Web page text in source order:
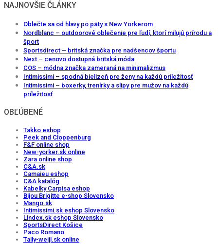
NAJNOVŠIE ČLÁNKY
Oblečte sa od hlavy po päty s New Yorkerom
Nordblanc – outdoorové oblečenie pre ľudí, ktorí milujú prírodu a
šport
Sportsdirect – britská značka pre nadšencov športu
Next – cenovo dostupná britská móda
COS – módna značka zameraná na minimalizmus
Intimissimi – spodná bielizeň pre ženy na každú príležitosť
Intimissimi – boxerky, trenírky a slipy pre mužov na každú
príležitosť
OBĽÚBENÉ
Takko eshop
Peek and Cloppenburg
F&F online shop
New-yorker.sk online
Zara online shop
C&A.sk
Camaieu eshop
C&A katalóg
Kabelky Carpisa eshop
Bijou Brigitte e-shop Slovensko
Mango.sk
Intimissimi.sk eshop Slovensko
Lindex.sk eshop Slovensko
SportsDirect Košice
Paco Romano
Tally-weijl.sk online